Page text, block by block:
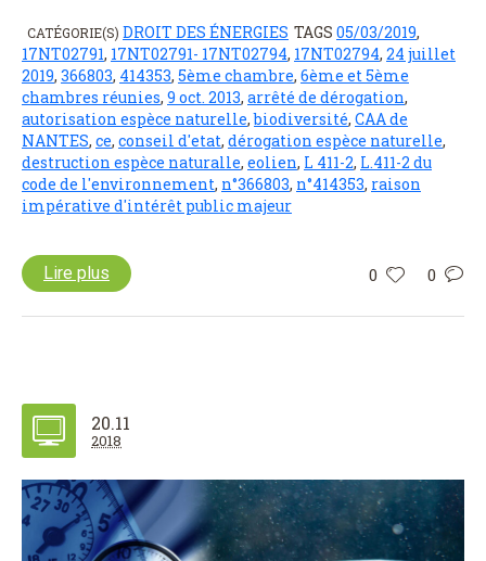
CATÉGORIE(S) DROIT DES ÉNERGIES TAGS 05/03/2019,
17NT02791, 17NT02791- 17NT02794, 17NT02794, 24 juillet
2019, 366803, 414353, 5ème chambre, 6ème et 5ème
chambres réunies, 9 oct. 2013, arrêté de dérogation,
autorisation espèce naturelle,biodiversité, CAA de
NANTES, ce, conseil d'etat, dérogation espèce naturelle,
destruction espèce naturalle, eolien, L 411-2, L.411-2 du
code de l'environnement, n°366803, n°414353, raison
impérative d'intérêt public majeur
0 0
Lire plus
20.11
2018